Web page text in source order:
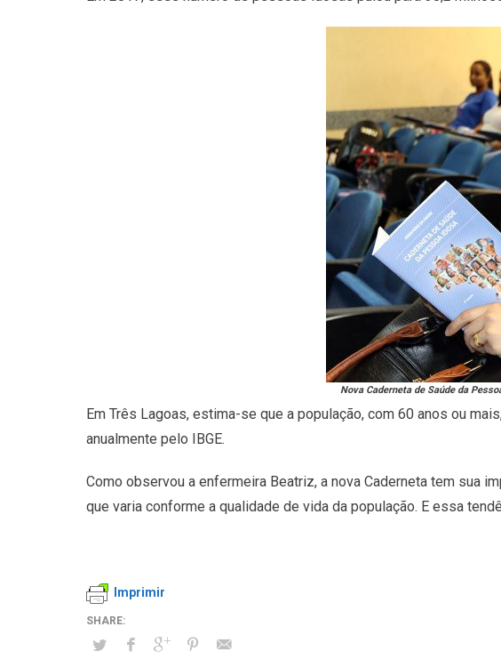
Nova Caderneta de Saúde da
Em Três Lagoas, estima-se que a população, com 60 anos ou
anualmente pelo IBGE.
Como observou a enfermeira Beatriz, a nova Caderneta tem sua
que varia conforme a qualidade de vida da população. E essa
Imprimir